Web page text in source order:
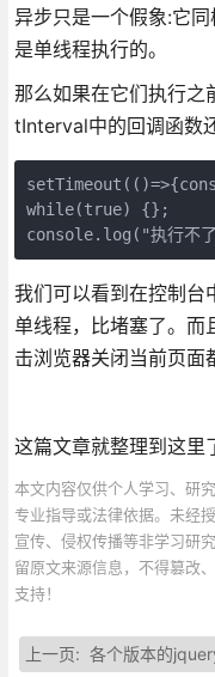
异步只是一个假象:它
是单线程执行的。
那么如果在它们执行
tInterval中的回调函数
while(true) {};
console.log("执行不
我们可以看到在控制台
单线程，比堵塞了。而
击浏览器关闭当前页面
这篇文章就整理到这里
本文内容仅供个人学习、研
专业指导或法律依据。未经
宣传、侵权传播等非学习研
留原文来源信息，不得篡改
支持！
上一页:各个版本的jquery